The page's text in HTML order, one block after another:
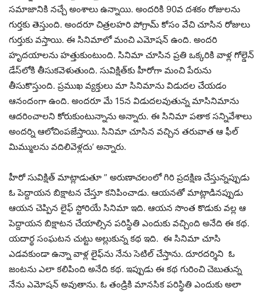
సమాజానికి నచ్చే అంశాలు ఉన్నాయి. అందరికి 90వ దశకం రోజులను
గుర్తకు తెస్తుంది. అందరూ చిత్రలహరి పోగ్రామ్‌ కోసం వేచి చూసిన రోజులు
గుర్తుకు వస్తాయి. ఈ సినిమాలో మంచి ఎమోషన్‌ ఉంది. అందరి
హృదయాలను హత్తుకుంటుంది. సినిమా చూసిన ప్రతి ఒక్కరికి వాళ్ల గోల్డెన్‌
డేస్‌లోకి తీసుకవెళుతుంది. సువిక్షిత్‌కు హీరోగా మంచి పేరును
తీసుకొస్తుంది. ప్రముఖ వ్యక్తులు మా సినిమాను విడుదల చేయడం
ఆనందంగా ఉంది. అందరూ మే 15న విడుదలవుతున్న మాసినిమాను
ఆదరించాలని కోరుకుంటున్నాను అన్నారు. ఈ సినిమా పతాక సన్నివేశాలు
అందర్ని ఆలోచింపజేస్తాయి. సినిమా చూసిన వచ్చిన తరువాత ఆ ఫీల్‌
మిమ్ములను వదిలివెళ్లదు’ అన్నారు.
హీరో సువిక్షిత్‌ మాట్లాడుతూ ” అరుణాచలంలో గిరి ప్రదక్షిణ చేస్తున్నప్పుడు
ఓ పెద్దాయన బిక్షాటన చేస్తూ కనిపించాడు. ఆయనతో మాట్లాడినప్పుడు
ఆయన చెప్పిన లైఫ్‌ స్టోరియే సినిమా ఇది. ఆయన సొంత కొడుకు వల్ల ఆ
పెద్దాయన బిక్షాటన చేయాల్సిన పరిస్థితి ఎందుకు వచ్చింది అనేది ఈ కథ.
యదార్థ సంఘటన చుట్టు అల్లుకున్న కథ ఇది. ఈ సినిమా చూసి
ఎడవకుండా ఉన్నా వాళ్ల లైఫ్‌ను నేను సెటిల్‌ చేస్తాను. దూరదర్శిని ఓ
జంటను ఎలా కలిపింది అనేది కథ. ఇప్పుడు ఈ కథ గురించి చెబుతున్న
నేను ఎమోషన్‌ అవుతాను. ఓ తండ్రికి మానసిక పరిస్థితి ఎందుకు అలా